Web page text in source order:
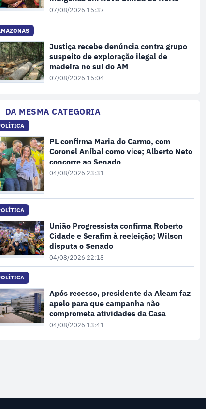
07/08/2026 15:37
Justiça recebe denúncia contra grupo
suspeito de exploração ilegal de
madeira no sul do AM
07/08/2026 15:04
DA MESMA CATEGORIA
PL confirma Maria do Carmo, com
Coronel Aníbal como vice; Alberto Neto
concorre ao Senado
04/08/2026 23:31
União Progressista confirma Roberto
Cidade e Serafim à reeleição; Wilson
disputa o Senado
04/08/2026 22:18
Após recesso, presidente da Aleam faz
apelo para que campanha não
comprometa atividades da Casa
04/08/2026 13:41